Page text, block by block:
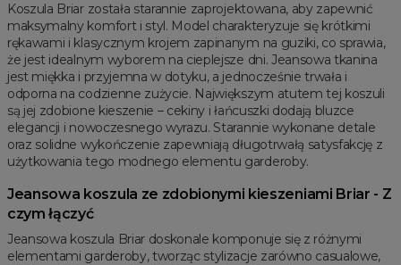
Koszula Briar została starannie zaprojektowana, aby zapewnić
maksymalny komfort i styl. Model charakteryzuje się krótkimi
rękawami i klasycznym krojem zapinanym na guziki, co sprawia,
że jest idealnym wyborem na cieplejsze dni. Jeansowa tkanina
jest miękka i przyjemna w dotyku, a jednocześnie trwała i
odporna na codzienne zużycie. Największym atutem tej koszuli
są jej zdobione kieszenie – cekiny i łańcuszki dodają bluzce
elegancji i nowoczesnego wyrazu. Starannie wykonane detale
oraz solidne wykończenie zapewniają długotrwałą satysfakcję z
użytkowania tego modnego elementu garderoby.
Jeansowa koszula ze zdobionymi kieszeniami Briar - Z
czym łączyć
Jeansowa koszula Briar doskonale komponuje się z różnymi
elementami garderoby, tworząc stylizacje zarówno casualowe,